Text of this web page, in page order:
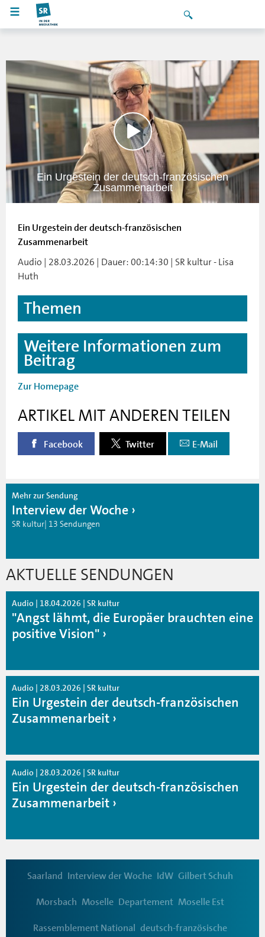
Ein Urgestein der deutsch-französischen
Zusammenarbeit
Ein Urgestein der deutsch-französischen
Zusammenarbeit
Audio | 28.03.2026 | Dauer: 00:14:30 | SR kultur - Lisa
Huth
Themen
Weitere Informationen zum
Beitrag
Zur Homepage
ARTIKEL MIT ANDEREN TEILEN
Facebook Twitter E-Mail
Mehr zur Sendung
Interview der Woche
SR kultur| 13 Sendungen
AKTUELLE SENDUNGEN
Audio | 18.04.2026 | SR kultur
"Angst lähmt, die Europäer brauchten eine
positive Vision"
Audio | 28.03.2026 | SR kultur
Ein Urgestein der deutsch-französischen
Zusammenarbeit
Audio | 28.03.2026 | SR kultur
Ein Urgestein der deutsch-französischen
Zusammenarbeit
Saarland Interview der Woche IdW Gilbert Schuh
Morsbach Moselle Departement Moselle Est
Rassemblement National deutsch-französische